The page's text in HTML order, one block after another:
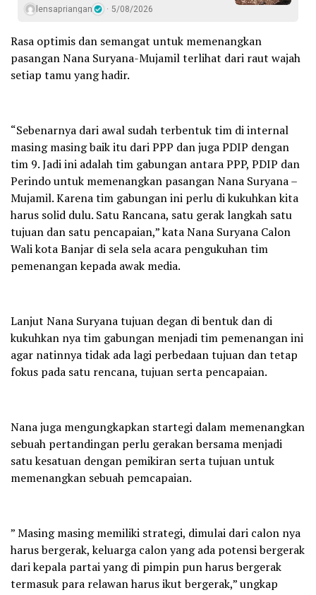
lensapriangan 5/08/2026
Rasa optimis dan semangat untuk memenangkan
pasangan Nana Suryana-Mujamil terlihat dari raut wajah
setiap tamu yang hadir.
“Sebenarnya dari awal sudah terbentuk tim di internal
masing masing baik itu dari PPP dan juga PDIP dengan
tim 9. Jadi ini adalah tim gabungan antara PPP, PDIP dan
Perindo untuk memenangkan pasangan Nana Suryana –
Mujamil. Karena tim gabungan ini perlu di kukuhkan kita
harus solid dulu. Satu Rancana, satu gerak langkah satu
tujuan dan satu pencapaian,” kata Nana Suryana Calon
Wali kota Banjar di sela sela acara pengukuhan tim
pemenangan kepada awak media.
Lanjut Nana Suryana tujuan degan di bentuk dan di
kukuhkan nya tim gabungan menjadi tim pemenangan ini
agar natinnya tidak ada lagi perbedaan tujuan dan tetap
fokus pada satu rencana, tujuan serta pencapaian.
Nana juga mengungkapkan startegi dalam memenangkan
sebuah pertandingan perlu gerakan bersama menjadi
satu kesatuan dengan pemikiran serta tujuan untuk
memenangkan sebuah pemcapaian.
” Masing masing memiliki strategi, dimulai dari calon nya
harus bergerak, keluarga calon yang ada potensi bergerak
dari kepala partai yang di pimpin pun harus bergerak
termasuk para relawan harus ikut bergerak,” ungkap